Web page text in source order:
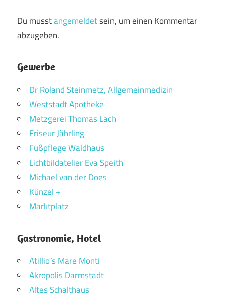
Du musstangemeldetsein, um einen Kommentar
abzugeben.
Gewerbe
Dr Roland Steinmetz, Allgemeinmedizin
Weststadt Apotheke
Metzgerei Thomas Lach
Friseur Jährling
Fußpflege Waldhaus
Lichtbildatelier Eva Speith
Michael van der Does
Künzel +
Marktplatz
Gastronomie, Hotel
Atillio`s Mare Monti
Akropolis Darmstadt
Altes Schalthaus